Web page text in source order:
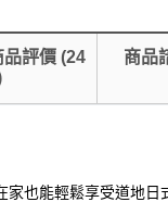
品評價 (24
商品
家也能輕鬆享受道地日